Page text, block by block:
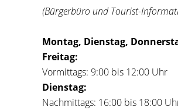
(Bürgerbüro und Tourist-
Montag, Dienstag,
Freitag:
Vormittags: 9:00 bis 12:00 Uhr
Dienstag:
Nachmittags: 16:00 bis 18:00